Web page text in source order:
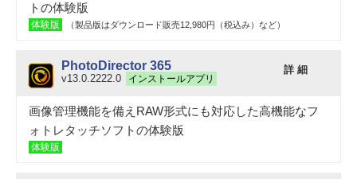
トの体験版
体験版 （製品版はダウンロード販売12,980円（税込み）など）
PhotoDirector 365
v13.0.2222.0 インストールアプリ
詳 細
画像管理機能を備えRAW形式にも対応した高機能なフ
ォトレタッチソフトの体験版
体験版